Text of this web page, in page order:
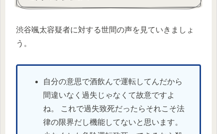
渋谷颯太容疑者に対する世間の声を見ていきましょ
う。
自分の意思で酒飲んで運転してんだから
間違いなく過失じゃなくて故意ですよ
ね。 これで過失致死だったらそれこそ法
律の限界だし機能してないと思います。